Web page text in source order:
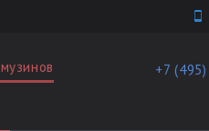
+7 (495)